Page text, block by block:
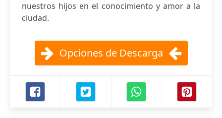
nuestros hijos en el conocimiento y amor a la
ciudad.
Opciones de Descarga